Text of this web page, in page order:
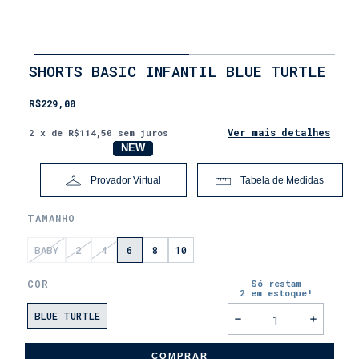
INÍCIO
•
•
DOS
SHORTS BASIC INFANTIL BLUE TURTLE
R$229,00
2 x de R$114,50 sem juros Ver mais detalhes
Provador Virtual
NOVO
NEW
Tabela de Medidas
TAMANHO
BABY 2 4 6 8 10
COR
BLUE TURTLE
Só restam
2 em estoque!
COMPRAR